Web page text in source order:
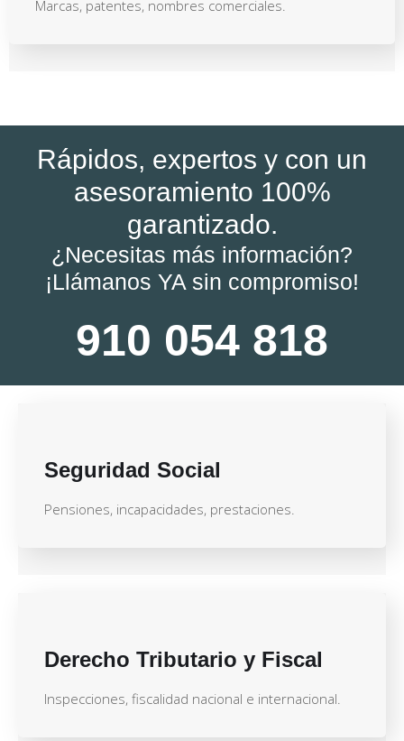
Marcas, patentes, nombres comerciales.
Rápidos, expertos y con un
asesoramiento 100%
garantizado.
¿Necesitas más información?
¡Llámanos YA sin compromiso!
910 054 818
Seguridad Social
Pensiones, incapacidades, prestaciones.
Derecho Tributario y Fiscal
Inspecciones, fiscalidad nacional e internacional.